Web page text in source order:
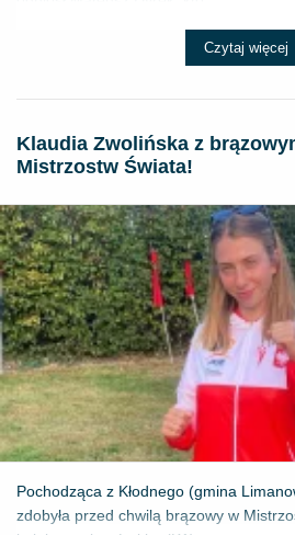
Czytaj więcej
Klaudia Zwolińska z
Mistrzostw Świata!
Pochodząca z Kłodnego (gmina
zdobyła przed chwilą brązowy w